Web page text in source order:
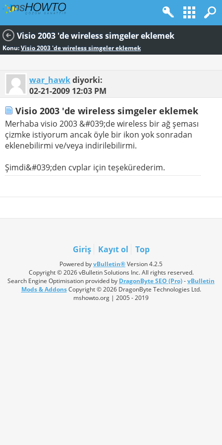
Visio 2003 'de wireless simgeler eklemek
Konu:Visio 2003 'de wireless simgeler eklemek
war_hawkdiyorki:
02-21-2009 12:03 PM
Visio 2003 'de wireless simgeler eklemek
Merhaba visio 2003 &#039;de wireless bir ağ şeması
çizmke istiyorum ancak öyle bir ikon yok sonradan
eklenebilirmi ve/veya indirilebilirmi.
Şimdi&#039;den cvplar için teşekürederim.
Giriş Kayıt ol Top
Powered byvBulletin®Version 4.2.5
Copyright © 2026 vBulletin Solutions Inc. All rights reserved.
Search Engine Optimisation provided by DragonByte SEO (Pro)-vBulletin
Mods & AddonsCopyright © 2026 DragonByte Technologies Ltd.
mshowto.org | 2005 - 2019